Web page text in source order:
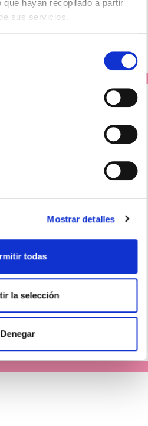
que hayan recopilado a partir
sus servicios.
Mostrar detalles
todas
la selección
Denegar
(14 SOBRES x 35G)